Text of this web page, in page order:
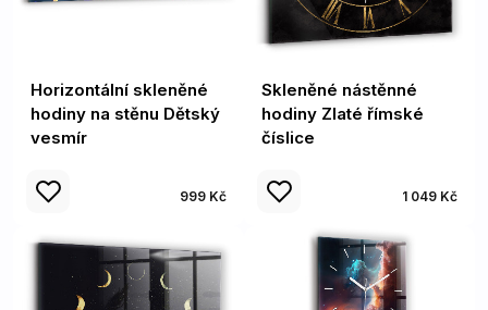
Horizontální skleněné
hodiny na stěnu Dětský
vesmír
999 Kč
Skleněné nástěnné
hodiny Zlaté římské
číslice
1 049 Kč